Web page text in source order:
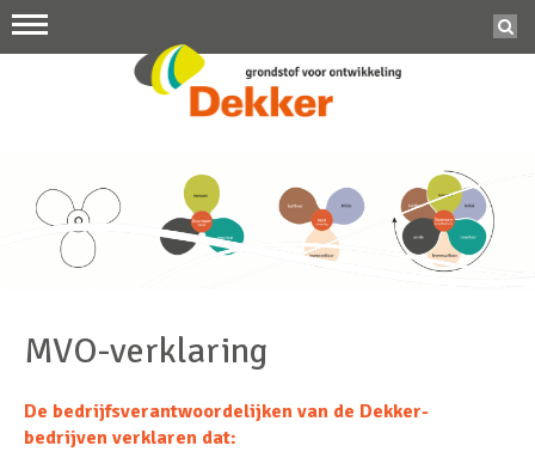
MVO-verklaring
De bedrijfsverantwoordelijken van de Dekker-
bedrijven verklaren dat: